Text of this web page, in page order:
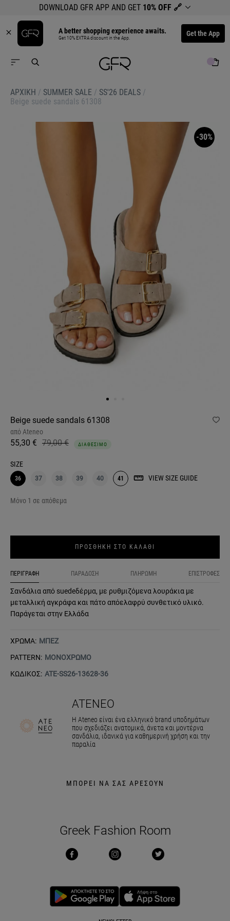
DOWNLOAD GFR APP AND GET 10% OFF 🔗
A better shopping experience awaits.
Get 10% EXTRA discount in the App. Get the App
ΑΡΧΙΚΉ / SUMMER SALE / SS'26 DEALS /
Beige suede sandals 61308
-30%
Beige suede sandals 61308
από Ateneo
55,30 € 79,00 € ΔΙΑΘΕΣΙΜΟ
SIZE
36 37 38 39 40 41 VIEW SIZE GUIDE
Μόνο 1 σε απόθεμα
ΠΡΟΣΘΗΚΗ ΣΤΟ ΚΑΛΑΘΙ
ΠΕΡΙΓΡΑΦΗ ΠΑΡΑΔΟΣΗ ΠΛΗΡΩΜΗ ΕΠΙΣΤΡΟΦΕΣ
Σανδάλια από suedeδέρμα, με ρυθμιζόμενα λουράκια με
μεταλλική αγκράφα και πάτο απόελαφρύ συνθετικό υλικό.
Παράγεται στην Ελλάδα
ΧΡΩΜΑ: ΜΠΕΖ
PATTERN: ΜΟΝΟΧΡΩΜΟ
ΚΩΔΙΚΟΣ: ATE-SS26-13628-36
ATENEO
Η Ateneo είναι ένα ελληνικό brand υποδημάτων
που σχεδιάζει ανατομικά, άνετα και μοντέρνα
σανδάλια, ιδανικά για καθημερινή χρήση και την
παραλία
ΜΠΟΡΕΙ ΝΑ ΣΑΣ ΑΡΕΣΟΥΝ
Greek Fashion Room